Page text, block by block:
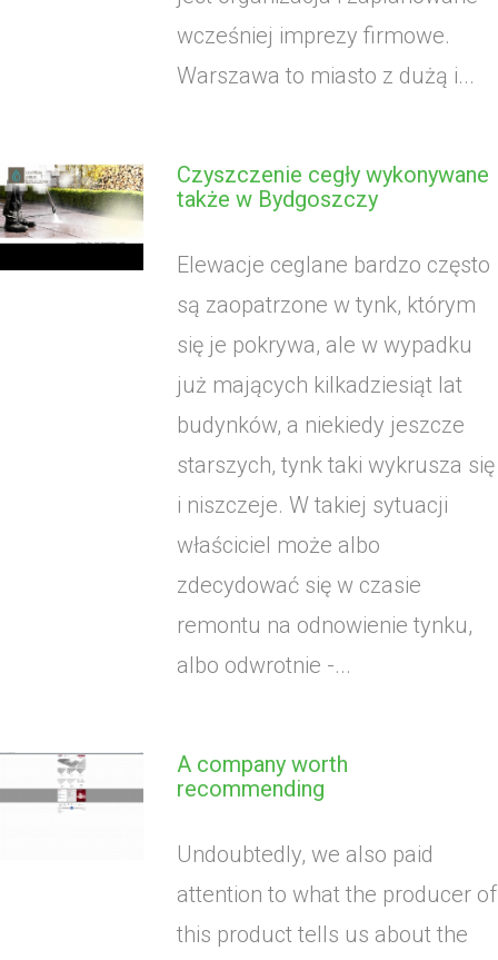
wcześniej imprezy firmowe.
Warszawa to miasto z dużą i...
Czyszczenie cegły wykonywane
także w Bydgoszczy
Elewacje ceglane bardzo często
są zaopatrzone w tynk, którym
się je pokrywa, ale w wypadku
już mających kilkadziesiąt lat
budynków, a niekiedy jeszcze
starszych, tynk taki wykrusza się
i niszczeje. W takiej sytuacji
właściciel może albo
zdecydować się w czasie
remontu na odnowienie tynku,
albo odwrotnie -...
A company worth
recommending
Undoubtedly, we also paid
attention to what the producer of
this product tells us about the